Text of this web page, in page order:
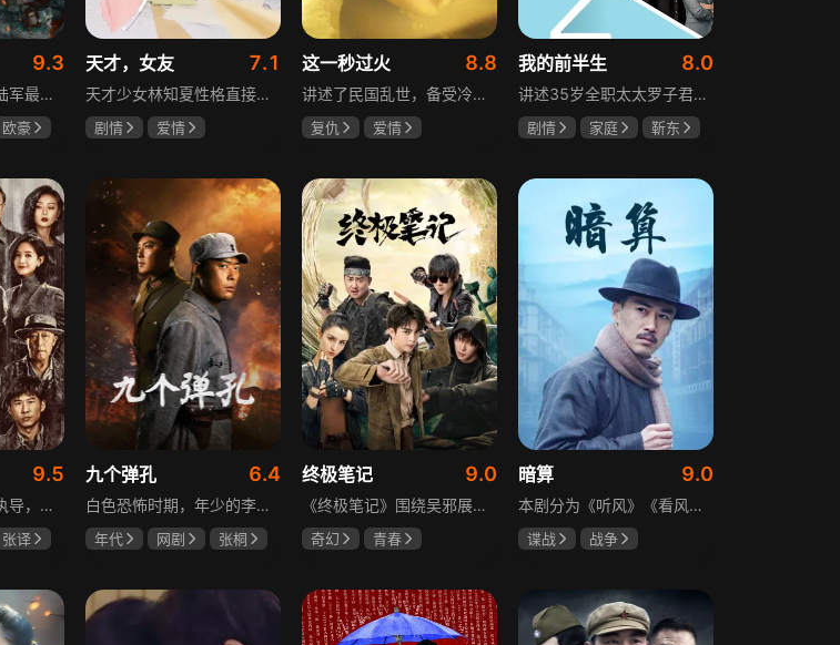
9.3
本剧通过描述当前陆军最具新型作战特色的特战、空突、侦察、信息等代表性兵种的官兵练兵备战，在历次实战演习中磨砺意志技能、逐渐形成新质作战能力等故事，反映了某集团军党委坚决落实习主席新时代强军思想，着眼打造一流陆军，谋划转型，大力推进战斗力建设的历史担当，浓缩了陆军官兵改革面前备战打仗矢志强军的铁血追求、展现了新时代陆军官兵积极投身军队转型的全新风貌，是一部融合备战打仗、青春成长励志、英雄主义传承，同时将军人荣誉、使命、爱情熔为一炉的军事题材正能量大剧。
欧豪
天才，女友 7.1
天才少女林知夏性格直接、不善交际，从小没有好友。考入省一中后，她因解题比拼与性格阳光的学霸江逾白相识并成为同桌。作为社交达人的江逾白帮林知夏融入集体交到汤婷婷、段启言、沈负暄、金百慧等朋友，林知夏为表达感谢帮他补习功课，两人渐渐从竞争走向互助，最终成为最好的朋友。俩人还一同解决同学被骗、一起参加社团活动与省数学竞赛，在这个过程中，江逾白对林知夏感情渐深，但只把爱意埋在心里。林知夏被保送复旦后，江逾白准备在毕业之旅对她告白，却因母亲卷入诈骗案而遗憾离开，俩人最终能否冲破阻碍走到一起
剧情
爱情
这一秒过火 8.8
讲述了民国乱世，备受冷眼的世家少爷慕容清峄与饱受苦难的复仇孤女任素素阴差阳错结缘相识，却因误会含恨而别。两人再重逢，却身份错位，陷入爱恨交织的极限拉扯中。二人历经世事波折与生离死别，最后携手直面乱世危局。
复仇
爱情
我的前半生 8.0
讲述35岁全职太太罗子君因丈夫突然离婚陷入人生谷底，带孩子闯入社会，从安逸走向落魄。贺涵作为事业有成的精英，平静生活被罗子君打破，需应对各类突发状况。生活逼迫罗子君重拾骨气，贺涵也收获温暖，二人历经波折，罗子君实现自我成长，贺涵也找到人生新方向，展现都市女性蜕变与情感纠葛。
剧情 家庭
靳东
9.5
由金牌导演徐纪周执导，张译、张颂文、李一桐、张志坚、吴刚领衔主演，倪大红、韩童生、李建义特邀主演的中央政法委重点项目。一部扫黑除恶坚决斗争的回忆录，横跨20年的群像叙事全景式展现时代变迁下的黑白较量与复杂人性。
张译
九个弹孔 6.4
白色恐怖时期，年少的李智信家破人亡后投身革命武装，因作战有勇有谋获“小狼崽子”绰号。他长期率部孤悬敌后，与日寇、反动派对决，多次负伤仍不改初心。凭借坚韧意志，他从游击队员成长为新四军干部、解放军司令员，身上的九个弹孔是他践行革命誓言、见证成长的勋章。
年代 网剧
张桐
终极笔记 9.0
《终极笔记》围绕吴邪展开，他因好奇三叔经历，历险归来收神秘录像带后卷入阴谋，只身闯格尔木疗养院偶遇张起灵等六人组队，在西王母宫发现陨玉，却遇三叔失踪、张起灵失忆。众人寻记忆探张家古楼，因裘德考介入受阻，后联手霍老太再探遭意外，谜团未解，吴邪被迫伪装成三叔，剧情充满冒险与悬疑。
奇幻
青春
暗算 9.0
本剧分为《听风》《看风》和《捕风》三个篇章，三者在时间关系及故事上相对独立，又千丝万缕。听风，即无线电侦听者，是一群“靠耳朵打江山”的人，他们的耳朵可以听到天外之音、无声之音、秘密之音。看风，即密码破译的人，是一群“善于神机妙算”的人，他们的慧眼可以识破天机、释读天书、看阅无字之书。捕风，即我党地下工作者，在国民党大肆实施白色恐怖时期，他们是牺牲者更是战斗者，乔装打扮深入虎穴，迎风而战，为缔造共和国立下不朽的丰功伟业。
谍战
战争